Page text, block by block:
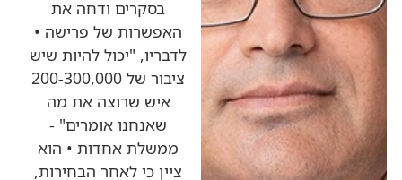
בסקרים ודחה את
האפשרות של פרישה •
לדבריו, "יכול להיות שיש
ציבור של 200-300,000
איש שרוצה את מה
שאנחנו אומרים" -
ממשלת אחדות • הוא
ציין כי לאחר הבחירות,